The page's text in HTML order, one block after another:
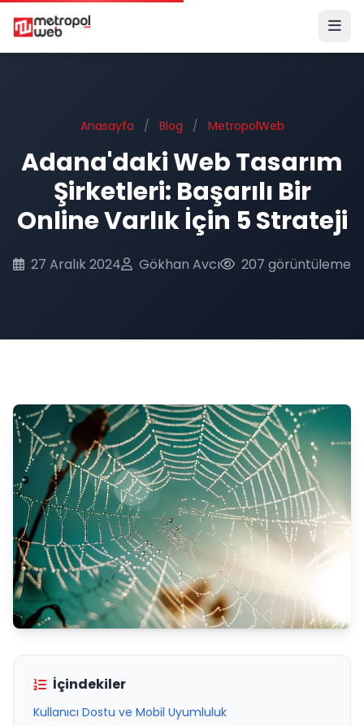
Ana içeriğe geç
Anasayfa / Blog / MetropolWeb
Adana'daki Web Tasarım
Şirketleri: Başarılı Bir
Online Varlık İçin 5 Strateji
27 Aralık 2024 Gökhan Avcı 207 görüntüleme
İçindekiler
Kullanıcı Dostu ve Mobil Uyumluluk